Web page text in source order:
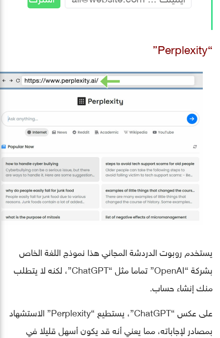
“Perplexity”
يستخدم روبوت الدردشة المجاني هذا نموذج اللغة الخاص
بشركة “OpenAI” تماما مثل “ChatGPT”، لكنه لا يتطلب
منك إنشاء حساب.
على عكس “ChatGPT”، يستطيع “Perplexity” الاستشهاد
بمصادر لإجاباته، مما يعني أنه قد يكون أسهل قليلا في